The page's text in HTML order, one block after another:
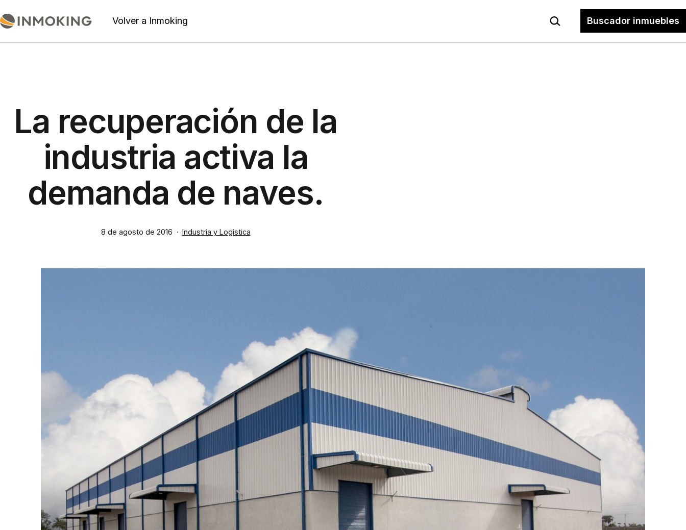
al
Volver a Inmoking Buscar... Buscador inmuebles
La recuperación de la
industria activa la
demanda de naves.
Publicada
8 de agosto de 2016
Categorizado
Industria y Logística